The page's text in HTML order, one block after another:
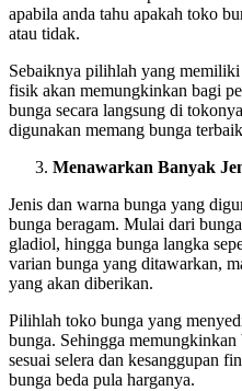
apabila anda tahu apakah toko
atau tidak.
Sebaiknya pilihlah yang
fisik akan memungkinkan bagi
bunga secara langsung di
digunakan memang bunga
Menawarkan Banyak
Jenis dan warna bunga yang
bunga beragam. Mulai dari
gladiol, hingga bunga langka
varian bunga yang ditawarkan,
yang akan diberikan.
Pilihlah toko bunga yang
bunga. Sehingga
sesuai selera dan kesanggupan
bunga beda pula harganya.